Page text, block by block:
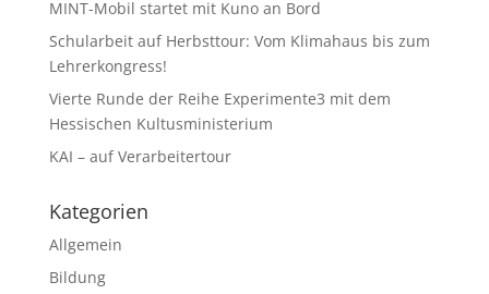
MINT-Mobil startet mit Kuno an Bord
Schularbeit auf Herbsttour: Vom Klimahaus bis zum
Lehrerkongress!
Vierte Runde der Reihe Experimente3 mit dem
Hessischen Kultusministerium
KAI – auf Verarbeitertour
Kategorien
Allgemein
Bildung